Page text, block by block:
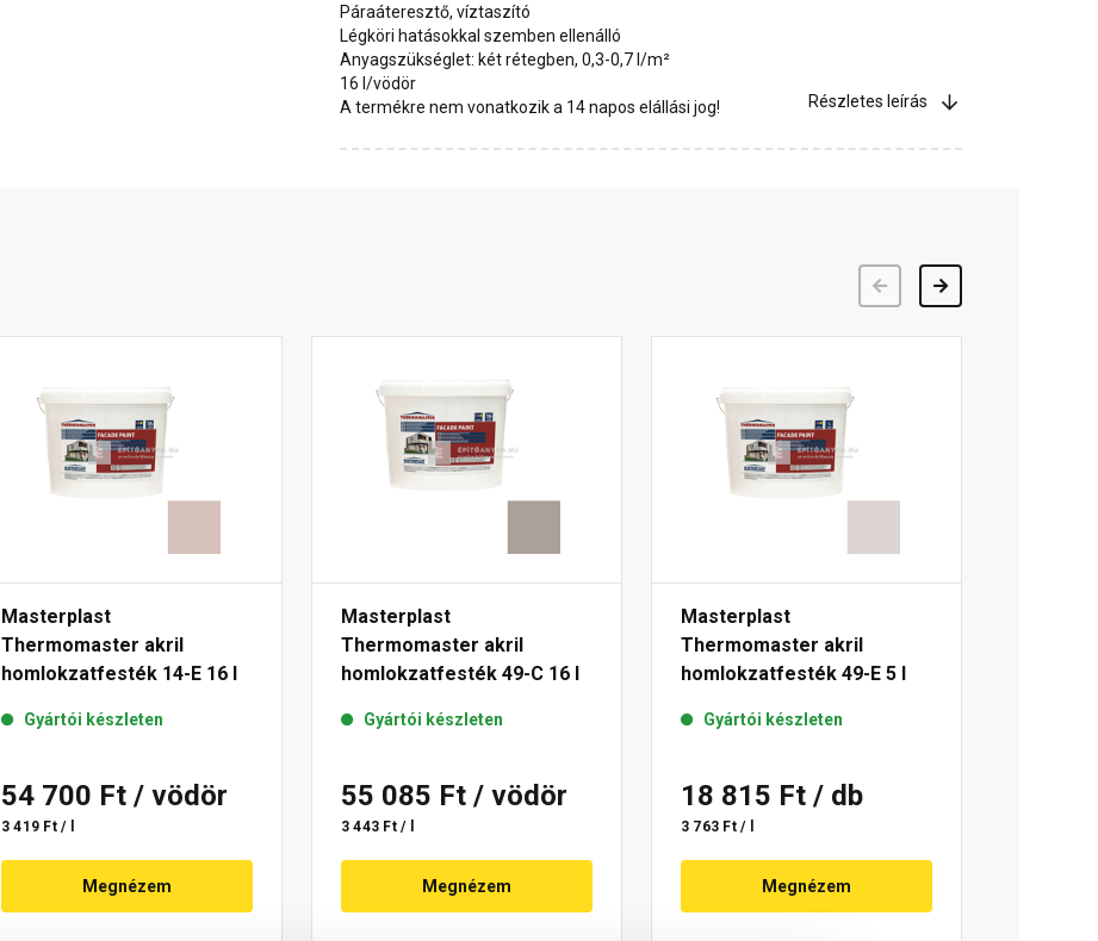
Páraáteresztő, víztaszító
Légköri hatásokkal szemben ellenálló
Anyagszükséglet: két rétegben, 0,3-0,7 l/m²
16 l/vödör
A termékre nem vonatkozik a 14 napos elállási jog!
Részletes leírás
Masterplast
Thermomaster akril
homlokzatfesték 14-E 16 l
Gyártói készleten
54 700 Ft / vödör
3 419 Ft / l
Megnézem
Masterplast
Thermomaster akril
homlokzatfesték 49-C 16 l
Gyártói készleten
55 085 Ft / vödör
3 443 Ft / l
Megnézem
Masterplast
Thermomaster akril
homlokzatfesték 49-E 5 l
Gyártói készleten
18 815 Ft / db
3 763 Ft / l
Megnézem